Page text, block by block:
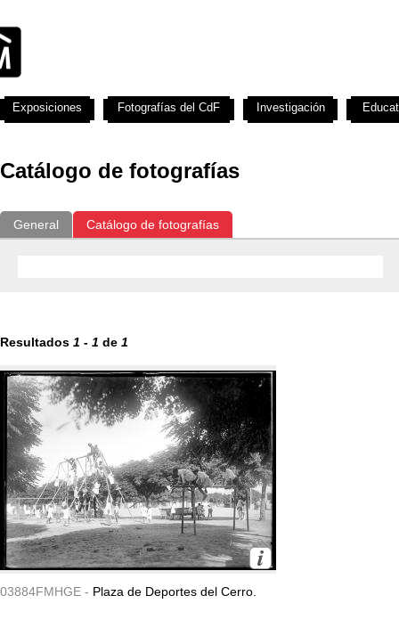
Catálogo de fotografías
General Catálogo de fotografías
Resultados 1 - 1 de 1
03884FMHGE - Plaza de Deportes del Cerro.
Exposiciones Fotografías del CdF Investigación